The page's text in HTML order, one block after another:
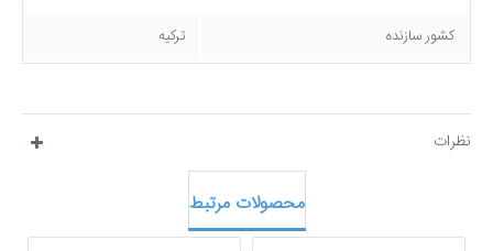
کشور سازنده ترکیه
نظرات
محصولات مرتبط